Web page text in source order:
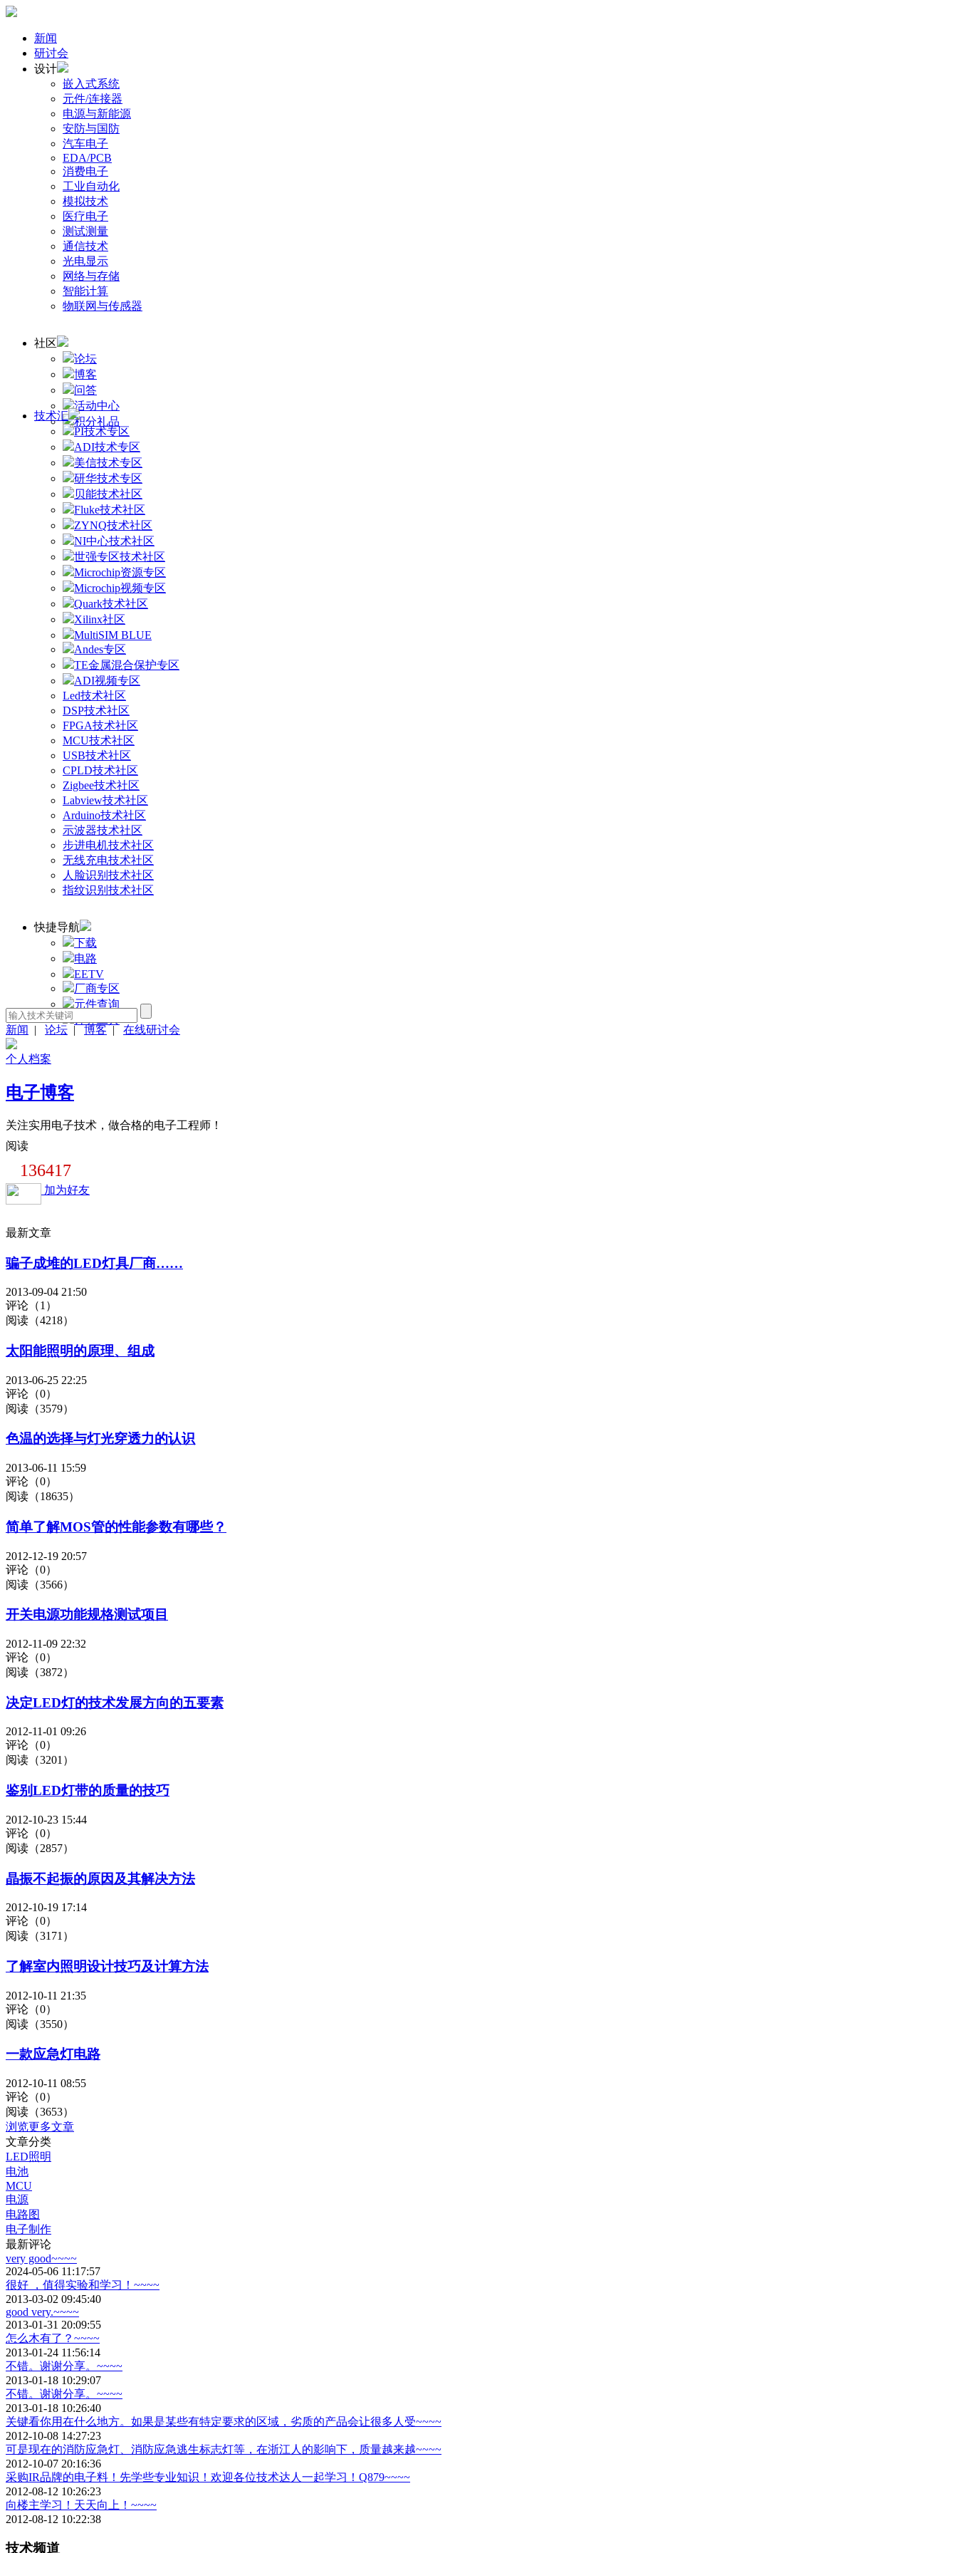
新闻
研讨会
设计
嵌入式系统
元件/连接器
电源与新能源
安防与国防
汽车电子
EDA/PCB
消费电子
工业自动化
模拟技术
医疗电子
测试测量
通信技术
光电显示
网络与存储
智能计算
物联网与传感器
社区
论坛
博客
问答
活动中心
积分礼品
技术汇
PI技术专区
ADI技术专区
美信技术专区
研华技术专区
贝能技术社区
Fluke技术社区
ZYNQ技术社区
NI中心技术社区
世强专区技术社区
Microchip资源专区
Microchip视频专区
Quark技术社区
Xilinx社区
MultiSIM BLUE
Andes专区
TE金属混合保护专区
ADI视频专区
Led技术社区
DSP技术社区
FPGA技术社区
MCU技术社区
USB技术社区
CPLD技术社区
Zigbee技术社区
Labview技术社区
Arduino技术社区
示波器技术社区
步进电机技术社区
无线充电技术社区
人脸识别技术社区
指纹识别技术社区
快捷导航
下载
电路
EETV
厂商专区
元件查询
计算工具
新闻
| 论坛 | 博客 | 在线研讨会
个人档案
电子博客
关注实用电子技术，做合格的电子工程师！
阅读
136417
加为好友
最新文章
骗子成堆的LED灯具厂商……
2013-09-04 21:50
评论（1）
阅读（4218）
太阳能照明的原理、组成
2013-06-25 22:25
评论（0）
阅读（3579）
色温的选择与灯光穿透力的认识
2013-06-11 15:59
评论（0）
阅读（18635）
简单了解MOS管的性能参数有哪些？
2012-12-19 20:57
评论（0）
阅读（3566）
开关电源功能规格测试项目
2012-11-09 22:32
评论（0）
阅读（3872）
决定LED灯的技术发展方向的五要素
2012-11-01 09:26
评论（0）
阅读（3201）
鉴别LED灯带的质量的技巧
2012-10-23 15:44
评论（0）
阅读（2857）
晶振不起振的原因及其解决方法
2012-10-19 17:14
评论（0）
阅读（3171）
了解室内照明设计技巧及计算方法
2012-10-11 21:35
评论（0）
阅读（3550）
一款应急灯电路
2012-10-11 08:55
评论（0）
阅读（3653）
浏览更多文章
文章分类
LED照明
电池
MCU
电源
电路图
电子制作
最新评论
very good~~~~
2024-05-06 11:17:57
很好 ，值得实验和学习！~~~~
2013-03-02 09:45:40
good very.~~~~
2013-01-31 20:09:55
怎么木有了？~~~~
2013-01-24 11:56:14
不错。谢谢分享。~~~~
2013-01-18 10:29:07
不错。谢谢分享。~~~~
2013-01-18 10:26:40
关键看你用在什么地方。如果是某些有特定要求的区域，劣质的产品会让很多人受~~~~
2012-10-08 14:27:23
可是现在的消防应急灯、消防应急逃生标志灯等，在浙江人的影响下，质量越来越~~~~
2012-10-07 20:16:36
采购IR品牌的电子料！先学些专业知识！欢迎各位技术达人一起学习！Q879~~~~
2012-08-12 10:26:23
向楼主学习！天天向上！~~~~
2012-08-12 10:22:38
技术频道